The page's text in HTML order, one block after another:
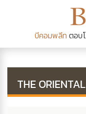
บีคอมพลีท ตอบ
THE